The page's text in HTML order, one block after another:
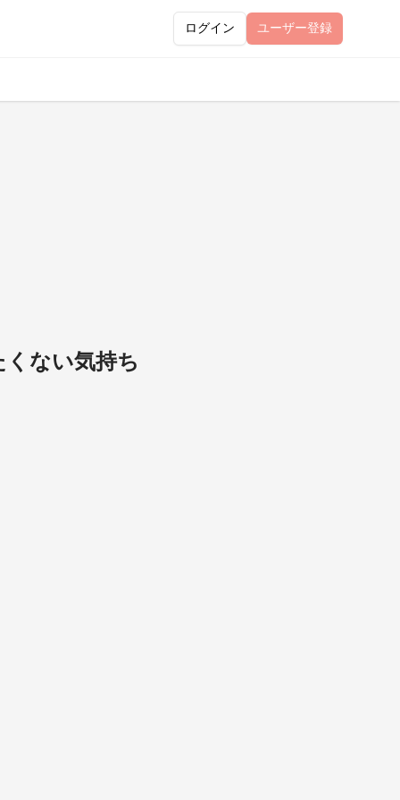
ログイン ユーザー登録
ない気持ち